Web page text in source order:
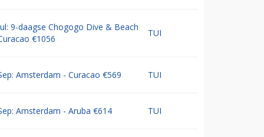
9-daagse Chogogo Dive & Beach
€1056
TUI
Amsterdam - Curacao €569 TUI
Amsterdam - Aruba €614 TUI